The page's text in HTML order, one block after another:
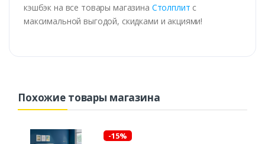
кэшбэк на все товары магазина Столплит с
максимальной выгодой, скидками и акциями!
Похожие товары магазина
-15%